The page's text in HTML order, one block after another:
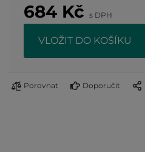
684 Kč s DPH
VLOŽIT DO KOŠÍKU
Porovnat Doporučit